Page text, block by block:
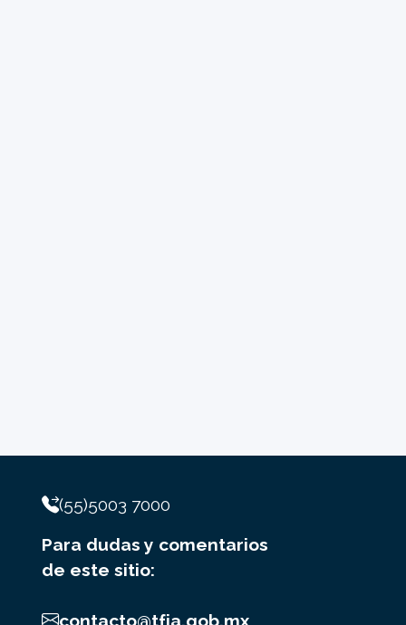
(55)5003 7000
Para dudas y comentarios
de este sitio:
contacto@tfja.gob.mx